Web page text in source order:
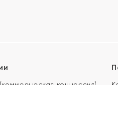
концессия)